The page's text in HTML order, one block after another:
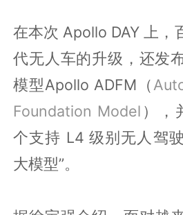
在本次 Apollo DAY 上，
代无人车的升级，还发
模型Apollo ADFM（
Foundation Model ），
个支持 L4 级别无人驾
大模型”。